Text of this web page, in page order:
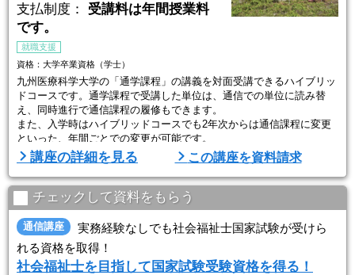
支払制度： 受講料は年間授業料
です。
就職支援
資格：大学卒業資格（学士）
九州医療科学大学の「通学課程」の講義を対面受講できるハイブリッ
ドコースです。通学課程で受講した単位は、通信での単位に読み替
え、同時進行で通信課程の履修もできます。
また、入学時はハイブリッドコースでも2年次からは通信課程に変更
といった、年間ごとでの変更が可能です。
【ハイブリッドコースならでは】
◎時間の使いかたを工夫しつつ、卒業単位の取得をしたい！
⇒通学課程の講義と、自宅学習可能な通信課程の履修をすることで、
自分にあわせた学習スケジュールの組み立てをおこなっていただけま
す。
◎通学課程よ ...
講座の詳細を見る この講座を資料請求
チェックして資料をもらう
通信講座
実務経験なしでも社会福祉士国家試験が受けら
れる資格を取得！
社会福祉士を目指して国家試験受験資格を得る！